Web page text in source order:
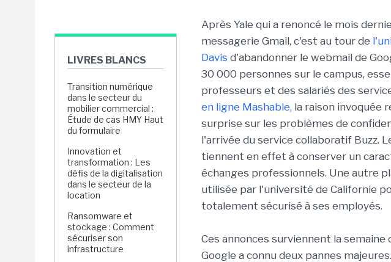
LIVRES BLANCS
Transition numérique
dans le secteur du
mobilier commercial :
Étude de cas HMY Haut
du formulaire
Innovation et
transformation : Les
défis de la digitalisation
dans le secteur de la
location
Ransomware et
stockage : Comment
sécuriser son
infrastructure
Après Yale qui a renoncé le mois
messagerie Gmail, c'est au tour de
Davis d'abandonner le webmail de
30 000 personnes sur le campus,
professeurs et des salariés des
en ligne Mashable, la raison invoquée
surprise sur les problèmes de
l'arrivée du service collaboratif Buzz.
tiennent en effet à conserver un
échanges professionnels. Une autre
utilisée par l'université de Californie
totalement sécurisé à ses employés.
Ces annonces surviennent la semaine
Google a connu deux pannes